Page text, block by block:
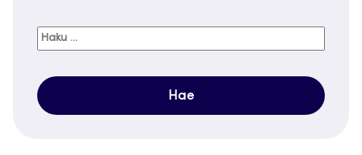
Haku: